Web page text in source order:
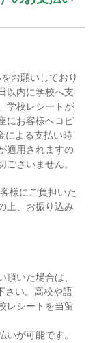
お願いしており
以内に学校へ支
学校レシートが
にお客様へコピ
による支払い時
適用されますの
ざいません。
様にご負担いた
上、お振り込み
いた場合は、
さい。高校や語
レシートを当留
が可能です。